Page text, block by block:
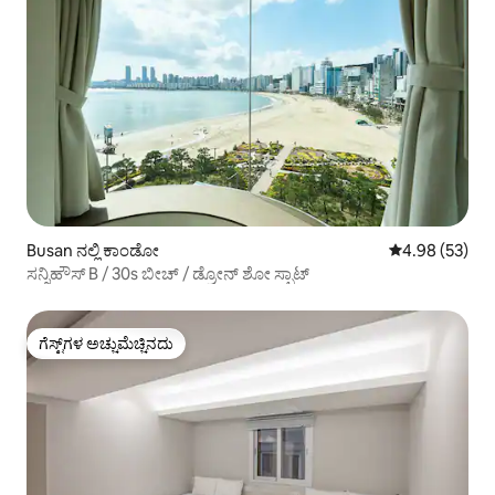
Busan ನಲ್ಲಿ ಕಾಂಡೋ 5 ರಲ್ಲಿ 4.98
4.98 (53)
ಸನ್ನಿಹೌಸ್ B / 30s ಬೀಚ್ / ಡ್ರೋನ್ ಶೋ ಸ್ಪಾಟ್
ಗೆಸ್ಟ್‌ಗಳ ಅಚ್ಚುಮೆಚ್ಚಿನದು
ಗೆಸ್ಟ್‌ಗಳ ಅಚ್ಚುಮೆಚ್ಚಿನದು